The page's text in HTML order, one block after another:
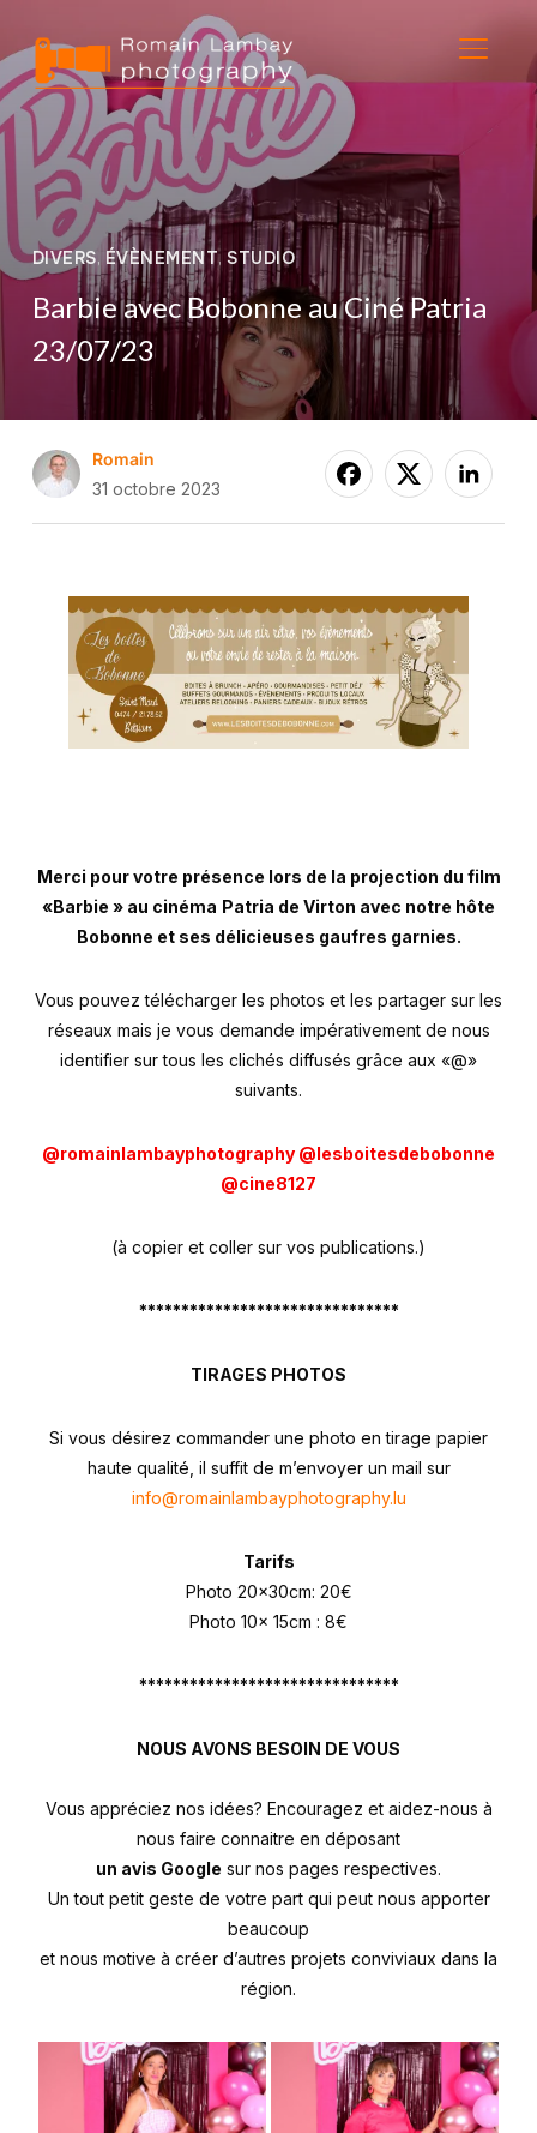
DIVERS, ÉVÈNEMENT,STUDIO
Barbie avec Bobonne au Ciné Patria
23/07/23
Romain
31 octobre 2023
Merci pour votre présence lors de la projection du film
«Barbie » au cinéma Patria de Virton avec notre hôte
Bobonne et ses délicieuses gaufres garnies.
Vous pouvez télécharger les photos et les partager sur les
réseaux mais je vous demande impérativement de nous
identifier sur tous les clichés diffusés grâce aux «@»
suivants.
@romainlambayphotography @lesboitesdebobonne
@cine8127
(à copier et coller sur vos publications.)
*******************************
TIRAGES PHOTOS
Si vous désirez commander une photo en tirage papier
haute qualité, il suffit de m’envoyer un mail sur
info@romainlambayphotography.lu
Tarifs
Photo 20x30cm: 20€
Photo 10x 15cm : 8€
*******************************
NOUS AVONS BESOIN DE VOUS
Vous appréciez nos idées? Encouragez et aidez-nous à
nous faire connaitre en déposant
un avis Google sur nos pages respectives.
Un tout petit geste de votre part qui peut nous apporter
beaucoup
et nous motive à créer d’autres projets conviviaux dans la
région.